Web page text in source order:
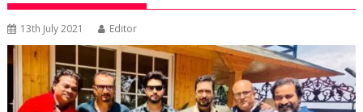
13th July 2021 Editor